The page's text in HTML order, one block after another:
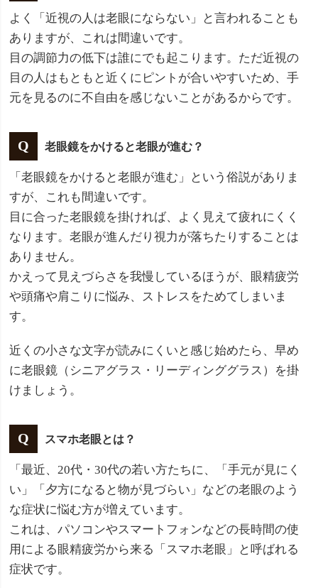
よく「近視の人は老眼にならない」と言われることも
ありますが、これは間違いです。
目の調節力の低下は誰にでも起こります。ただ近視の
目の人はもともと近くにピントが合いやすいため、手
元を見るのに不自由を感じないことがあるからです。
老眼鏡をかけると老眼が進む？
「老眼鏡をかけると老眼が進む」という俗説がありま
すが、これも間違いです。
目に合った老眼鏡を掛ければ、よく見えて疲れにくく
なります。老眼が進んだり視力が落ちたりすることは
ありません。
かえって見えづらさを我慢しているほうが、眼精疲労
や頭痛や肩こりに悩み、ストレスをためてしまいま
す。
近くの小さな文字が読みにくいと感じ始めたら、早め
に老眼鏡（シニアグラス・リーディンググラス）を掛
けましょう。
スマホ老眼とは？
「最近、20代・30代の若い方たちに、「手元が見にく
い」「夕方になると物が見づらい」などの老眼のよう
な症状に悩む方が増えています。
これは、パソコンやスマートフォンなどの長時間の使
用による眼精疲労から来る「スマホ老眼」と呼ばれる
症状です。